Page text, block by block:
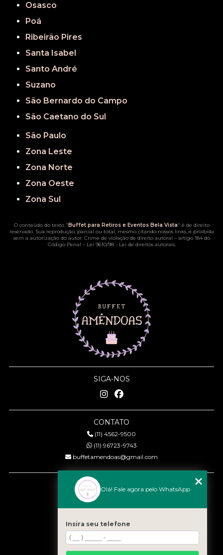
Osasco
Poá
Ribeirão Pires
Santa Isabel
Santo André
Suzano
São Bernardo do Campo
São Caetano do Sul
São Paulo
Zona Leste
Zona Norte
Zona Oeste
Zona Sul
O conteúdo do texto " Buffet para Retiros e Eventos Bela Vista" é de direito
reservado. Sua reprodução, parcial ou total, mesmo citando nossos links, é proibida
sem a autorização do autor. Crime de violação de direito autoral – artigo 184 do
Código Penal – Lei 9610/98 - Lei de direitos autorais.
SIGA-NOS
CONTATO
(11) 4562-9500
(11) 96723-9743
buffetamendoas@gmail.com
MENU
Quem somos
Serviços
Eventos
Gastronomia
Olá! Fale agora pelo WhatsApp
Insira seu telefone